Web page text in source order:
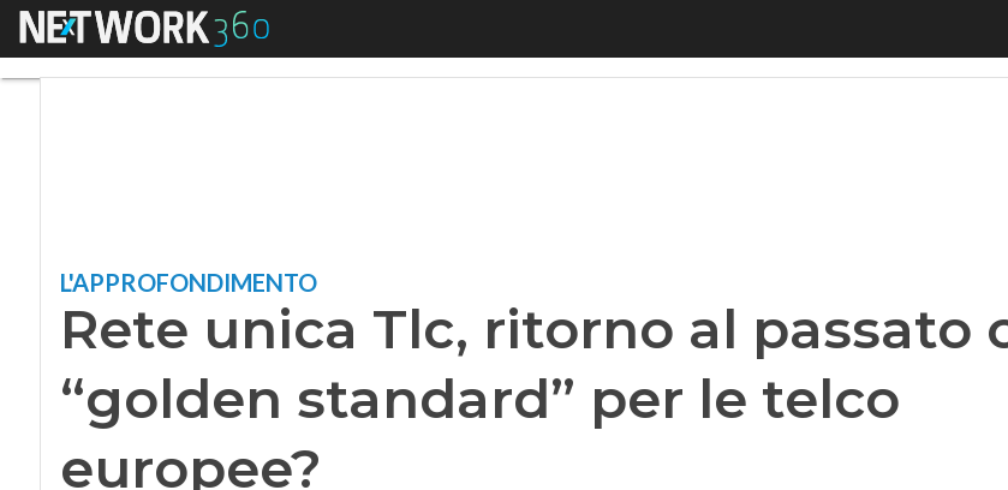
Menu Rete unica Tlc, ritorno al passato o “golden standard” per le
L'APPROFONDIMENTO
Rete unica Tlc, ritorno al passato
“golden standard” per le telco
europee?